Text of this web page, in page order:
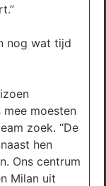
nog wat tijd
moesten
zoek. “De
hen
Ons centrum
Milan uit